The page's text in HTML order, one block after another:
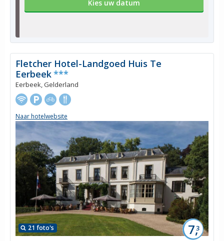
Kies uw datum
21 foto's 7,3
Fletcher Hotel-Landgoed Huis Te
Eerbeek***
Eerbeek, Gelderland
Naar hotelwebsite